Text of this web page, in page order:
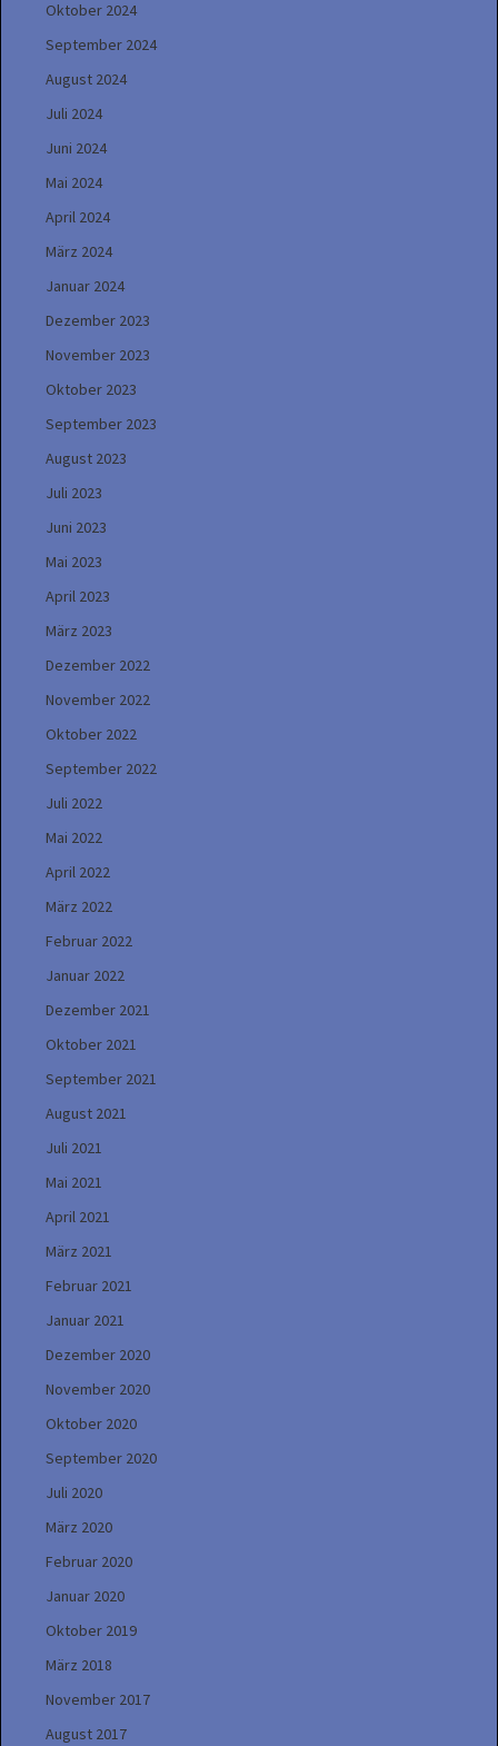
Oktober 2024
September 2024
August 2024
Juli 2024
Juni 2024
Mai 2024
April 2024
März 2024
Januar 2024
Dezember 2023
November 2023
Oktober 2023
September 2023
August 2023
Juli 2023
Juni 2023
Mai 2023
April 2023
März 2023
Dezember 2022
November 2022
Oktober 2022
September 2022
Juli 2022
Mai 2022
April 2022
März 2022
Februar 2022
Januar 2022
Dezember 2021
Oktober 2021
September 2021
August 2021
Juli 2021
Mai 2021
April 2021
März 2021
Februar 2021
Januar 2021
Dezember 2020
November 2020
Oktober 2020
September 2020
Juli 2020
März 2020
Februar 2020
Januar 2020
Oktober 2019
März 2018
November 2017
August 2017